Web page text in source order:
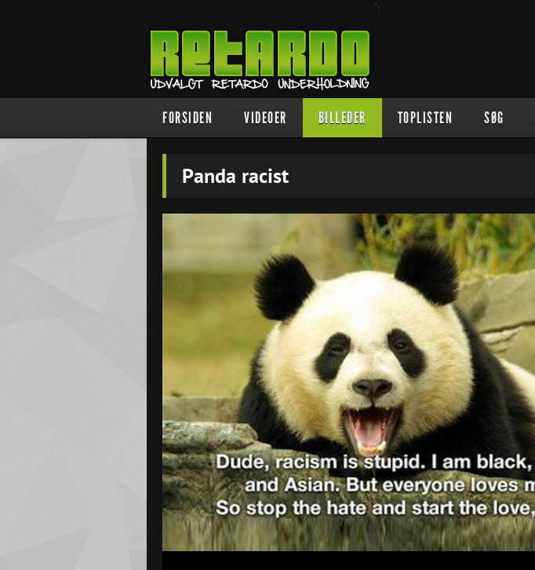
";
FORSIDEN VIDEOER BILLEDER TOPLISTEN SØG
Panda racist